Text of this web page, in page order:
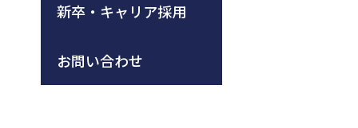
新卒・キャリア採用
お問い合わせ
ロードアシスト架装工場